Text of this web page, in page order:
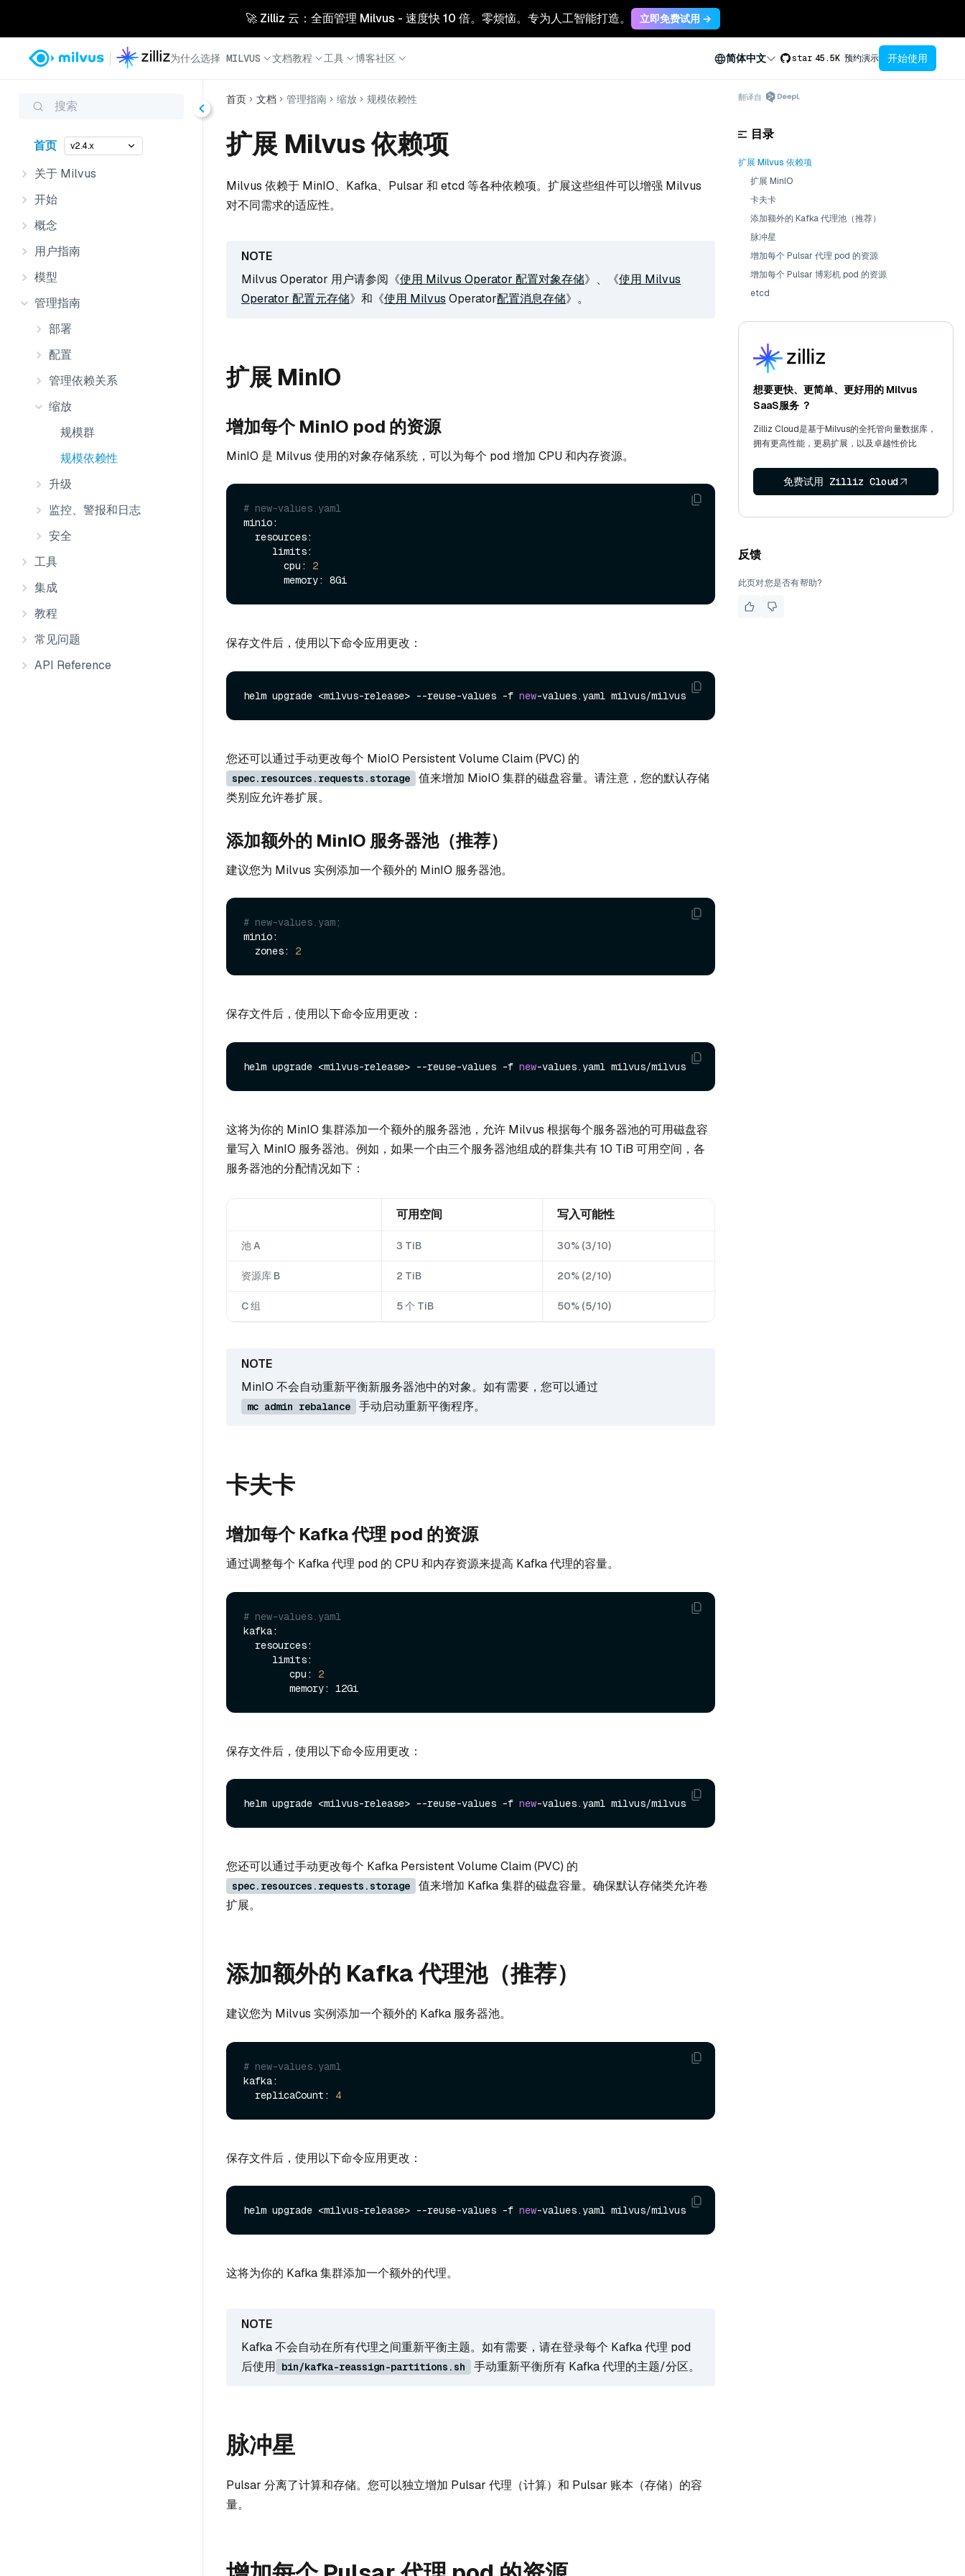
🚀 Zilliz 云：全面管理 Milvus - 速度快 10 倍。零烦恼。专为人工智能打造。 立即免费试用 →
为什么选择 MILVUS 文档教程 工具 博客社区 简体中文 star 45.5K 预约演示 开始使用
搜索
首页 v2.4.x
关于 Milvus
开始
概念
用户指南
模型
管理指南
部署
配置
管理依赖关系
缩放
规模群
规模依赖性
升级
监控、警报和日志
安全
工具
集成
教程
常见问题
API Reference
首页 文档 管理指南 缩放 规模依赖性
扩展 Milvus 依赖项
Milvus 依赖于 MinIO、Kafka、Pulsar 和 etcd 等各种依赖项。扩展这些组件可以增强 Milvus
对不同需求的适应性。
Milvus Operator 用户请参阅《使用 Milvus Operator 配置对象存储》、《使用 Milvus
Operator 配置元存储》和《使用 Milvus Operator配置消息存储》。
扩展 MinIO
增加每个 MinIO pod 的资源
MinIO 是 Milvus 使用的对象存储系统，可以为每个 pod 增加 CPU 和内存资源。
# new-values.yaml
minio:
       cpu:
2
保存文件后，使用以下命令应用更改：
helm upgrade <milvus-release> --reuse-values -f new-values. yaml
您还可以通过手动更改每个 MioIO Persistent Volume Claim (PVC) 的
spec.resources.requests.storage
值来增加 MioIO 集群的磁盘容量。请注意，您的默认存储
类别应允许卷扩展。
添加额外的 MinIO 服务器池（推荐）
建议您为 Milvus 实例添加一个额外的 MinIO 服务器池。
# new-values.yam;
minio:
  zones:
2
保存文件后，使用以下命令应用更改：
helm upgrade <milvus-release> --reuse-values -f new-values. yaml
这将为你的 MinIO 集群添加一个额外的服务器池，允许 Milvus 根据每个服务器池的可用磁盘容
量写入 MinIO 服务器池。例如，如果一个由三个服务器池组成的群集共有 10 TiB 可用空间，各
服务器池的分配情况如下：
可用空间 写入可能性
池 A 3 TiB 30% (3/10)
资源库 B 2 TiB 20% (2/10)
C 组 5 个 TiB 50% (5/10)
MinIO 不会自动重新平衡新服务器池中的对象。如有需要，您可以通过
mc admin rebalance 手动启动重新平衡程序。
卡夫卡
增加每个 Kafka 代理 pod 的资源
通过调整每个 Kafka 代理 pod 的 CPU 和内存资源来提高 Kafka 代理的容量。
# new-values.yaml
kafka:
        cpu:
2
保存文件后，使用以下命令应用更改：
helm upgrade <milvus-release> --reuse-values -f new-values. yaml
您还可以通过手动更改每个 Kafka Persistent Volume Claim (PVC) 的
spec.resources.requests.storage
值来增加 Kafka 集群的磁盘容量。确保默认存储类允许卷
扩展。
添加额外的 Kafka 代理池（推荐）
建议您为 Milvus 实例添加一个额外的 Kafka 服务器池。
# new-values.yaml
kafka:
  replicaCount:
4
保存文件后，使用以下命令应用更改：
helm upgrade <milvus-release> --reuse-values -f new-values. yaml
这将为你的 Kafka 集群添加一个额外的代理。
Kafka 不会自动在所有代理之间重新平衡主题。如有需要，请在登录每个 Kafka 代理 pod
后使用 bin/kafka-reassign-partitions.sh 手动重新平衡所有 Kafka 代理的主题/分区。
脉冲星
Pulsar 分离了计算和存储。您可以独立增加 Pulsar 代理（计算）和 Pulsar 账本（存储）的容
量。
翻译自
目录
扩展 Milvus 依赖项
扩展 MinIO
卡夫卡
添加额外的 Kafka 代理池（推荐）
脉冲星
增加每个 Pulsar 代理 pod 的资源
增加每个 Pulsar 博彩机 pod 的资源
etcd
想要更快、更简单、更好用的 Milvus
SaaS服务 ？
Zilliz Cloud是基于Milvus的全托管向量数据库，
拥有更高性能，更易扩展，以及卓越性价比
免费试用 Zilliz Cloud
反馈
此页对您是否有帮助?